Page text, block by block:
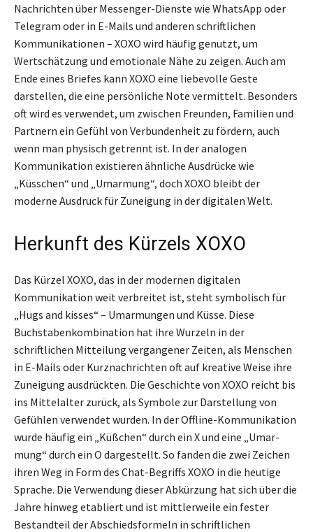
Nachrichten über Messenger-Dienste wie WhatsApp oder
Telegram oder in E-Mails und anderen schriftlichen
Kommunikationen – XOXO wird häufig genutzt, um
Wertschätzung und emotionale Nähe zu zeigen. Auch am
Ende eines Briefes kann XOXO eine liebevolle Geste
darstellen, die eine persönliche Note vermittelt. Besonders
oft wird es verwendet, um zwischen Freunden, Familien und
Partnern ein Gefühl von Verbundenheit zu fördern, auch
wenn man physisch getrennt ist. In der analogen
Kommunikation existieren ähnliche Ausdrücke wie
„Küsschen“ und „Umarmung“, doch XOXO bleibt der
moderne Ausdruck für Zuneigung in der digitalen Welt.
Herkunft des Kürzels XOXO
Das Kürzel XOXO, das in der modernen digitalen
Kommunikation weit verbreitet ist, steht symbolisch für
„Hugs and kisses“ – Umarmungen und Küsse. Diese
Buchstabenkombination hat ihre Wurzeln in der
schriftlichen Mitteilung vergangener Zeiten, als Menschen
in E-Mails oder Kurznachrichten oft auf kreative Weise ihre
Zuneigung ausdrückten. Die Geschichte von XOXO reicht bis
ins Mittelalter zurück, als Symbole zur Darstellung von
Gefühlen verwendet wurden. In der Offline-Kommunikation
wurde häufig ein „Küßchen“ durch ein X und eine „Umar­
mung“ durch ein O dargestellt. So fanden die zwei Zeichen
ihren Weg in Form des Chat-Begriffs XOXO in die heutige
Sprache. Die Verwendung dieser Abkürzung hat sich über die
Jahre hinweg etabliert und ist mittlerweile ein fester
Bestandteil der Abschiedsformeln in schriftlichen